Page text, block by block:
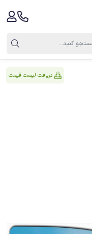
دریافت لیست قیمت